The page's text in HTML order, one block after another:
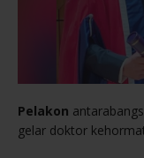
Pelakon
gelar doktor